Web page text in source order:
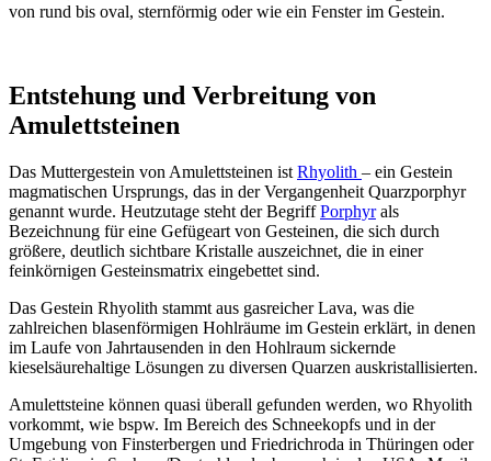
von rund bis oval, sternförmig oder wie ein Fenster im Gestein.
Entstehung und Verbreitung von
Amulettsteinen
Das Muttergestein von Amulettsteinen ist Rhyolith – ein Gestein
magmatischen Ursprungs, das in der Vergangenheit Quarzporphyr
genannt wurde. Heutzutage steht der BegriffPorphyrals
Bezeichnung für eine Gefügeart von Gesteinen, die sich durch
größere, deutlich sichtbare Kristalle auszeichnet, die in einer
feinkörnigen Gesteinsmatrix eingebettet sind.
Das Gestein Rhyolith stammt aus gasreicher Lava, was die
zahlreichen blasenförmigen Hohlräume im Gestein erklärt, in denen
im Laufe von Jahrtausenden in den Hohlraum sickernde
kieselsäurehaltige Lösungen zu diversen Quarzen auskristallisierten.
Amulettsteine können quasi überall gefunden werden, wo Rhyolith
vorkommt, wie bspw. Im Bereich des Schneekopfs und in der
Umgebung von Finsterbergen und Friedrichroda in Thüringen oder